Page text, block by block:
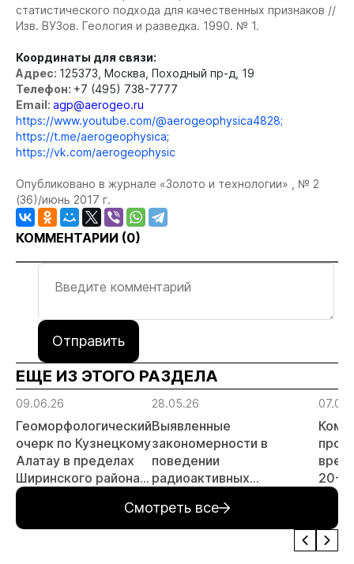
статистического подхода для качественных признаков //
Изв. ВУЗов. Геология и разведка. 1990. № 1.
Координаты для связи:
Адрес: 125373, Москва, Походный пр-д, 19
Телефон: +7 (495) 738-7777
Email: agp@aerogeo.ru
https://www.youtube.com/@aerogeophysica4828;
https://t.me/aerogeophysica;
https://vk.com/aerogeophysic
Опубликовано в журнале «Золото и технологии» , № 2
(36)/июнь 2017 г.
КОММЕНТАРИИ (0)
Отправить
ЕЩЕ ИЗ ЭТОГО РАЗДЕЛА
09.06.26
Геоморфологический
очерк по Кузнецкому
Алатау в пределах
Ширинского района
Республики Хакасия
28.05.26
Выявленные
закономерности в
поведении
радиоактивных
использования
аэрогаммаспектрометрии
и других геофизических
20-
Смотреть все